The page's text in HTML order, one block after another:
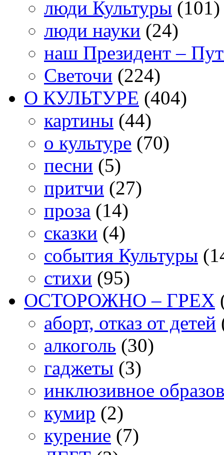
люди Культуры (101)
люди науки (24)
наш Президент –
Светочи (224)
О КУЛЬТУРЕ (404)
картины (44)
о культуре (70)
песни (5)
притчи (27)
проза (14)
сказки (4)
события Культуры
стихи (95)
ОСТОРОЖНО – ГРЕХ
аборт, отказ от детей
алкоголь (30)
гаджеты (3)
инклюзивное
кумир (2)
курение (7)